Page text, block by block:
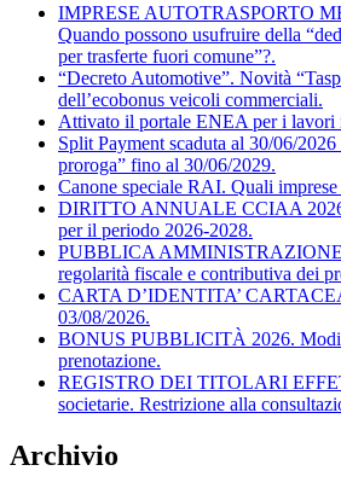
IMPRESE AUTOTRASPORTO
Quando possono usufruire della
per trasferte fuori comune”?.
“Decreto Automotive”. Novità
dell’ecobonus veicoli commerciali.
Attivato il portale ENEA per i lavori
Split Payment scaduta al 30/06/2026
proroga” fino al 30/06/2029.
Canone speciale RAI. Quali
DIRITTO ANNUALE CCIAA
per il periodo 2026-2028.
PUBBLICA
regolarità fiscale e contributiva dei
CARTA D’IDENTITA’
03/08/2026.
BONUS PUBBLICITÀ 2026.
prenotazione.
REGISTRO DEI TITOLARI
societarie. Restrizione alla
Archivio